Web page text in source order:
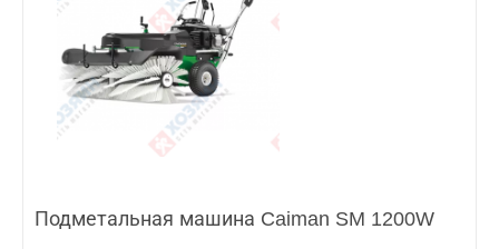
Подметальная машина Caiman SM 1200W